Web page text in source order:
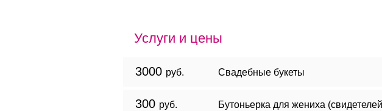
Услуги и цены
Свадебные букеты
3000 руб.
Бутоньерка для жениха
300 руб.